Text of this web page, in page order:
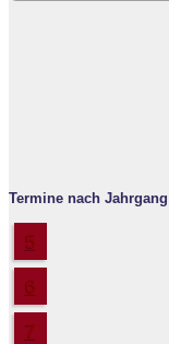
Termine nach
5
6
7